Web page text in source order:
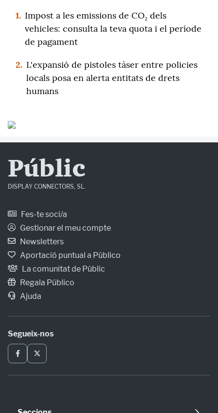
1. Impost a les emissions de CO₂ dels
vehicles: consulta la teva quota i el període
de pagament
2. L'expansió de pistoles tàser entre policies
locals posa en alerta entitats de drets
humans
Públic
DISPLAY CONNECTORS, SL.
Fes-te soci/a
Gestionar el meu compte
Newsletters
Aportació puntual a Público
La comunitat de Públic
Regala Público
Ajuda
Segueix-nos